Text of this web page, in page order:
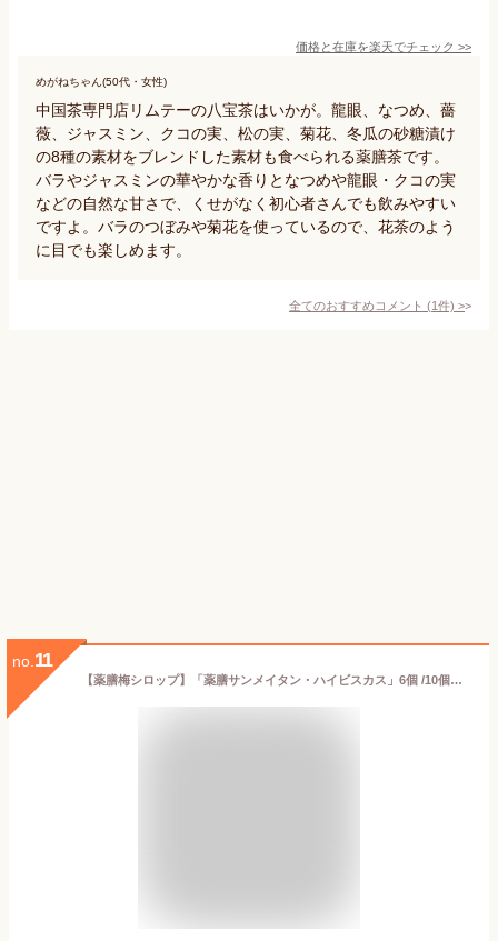
価格と在庫を楽天でチェック >>
めがねちゃん(50代・女性)
中国茶専門店リムテーの八宝茶はいかが。龍眼、なつめ、薔
薇、ジャスミン、クコの実、松の実、菊花、冬瓜の砂糖漬け
の8種の素材をブレンドした素材も食べられる薬膳茶です。
バラやジャスミンの華やかな香りとなつめや龍眼・クコの実
などの自然な甘さで、くせがなく初心者さんでも飲みやすい
ですよ。バラのつぼみや菊花を使っているので、花茶のよう
に目でも楽しめます。
全てのおすすめコメント (1件) >
no. 11
【薬膳梅シロップ】「薬膳サンメイタン・ハイビスカス」6個 /10個入り 梅ジュース白砂糖不使用 天然水使用 無添加 ハーブティー 梅シロップ オーガニック 中国ハーブ 健康ジュース ハイビスカスシロップ 原液 濃縮 ShizukuAR 龍心玉 中国伝統ハーブ専門